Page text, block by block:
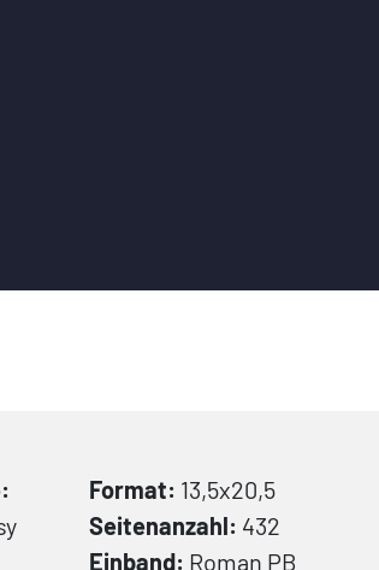
Format: 13,5x20,5
Seitenanzahl: 432
Einband: Roman PB